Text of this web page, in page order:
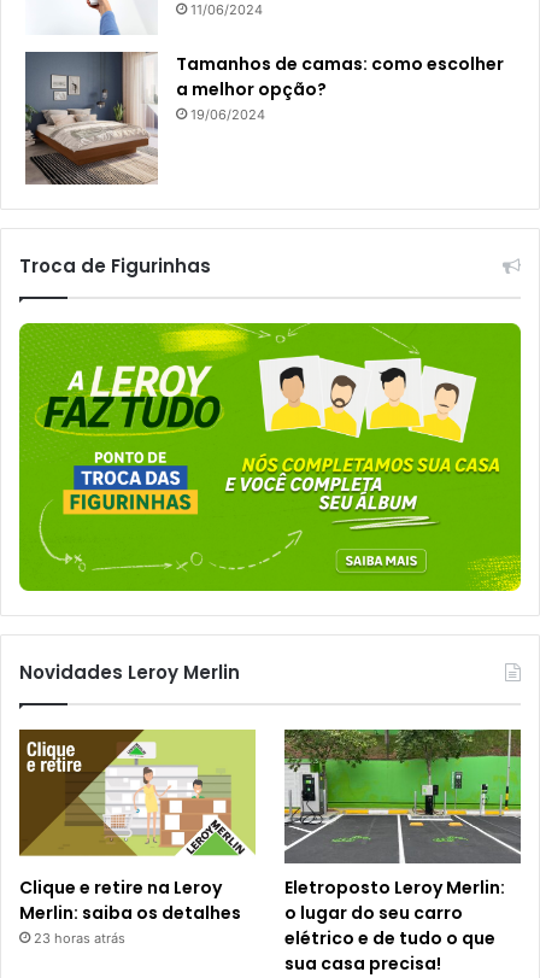
11/06/2024
Tamanhos de camas: como escolher
a melhor opção?
19/06/2024
Troca de Figurinhas
Novidades Leroy Merlin
Clique e retire na Leroy
Merlin: saiba os detalhes
23 horas atrás
Eletroposto Leroy Merlin:
o lugar do seu carro
elétrico e de tudo o que
sua casa precisa!